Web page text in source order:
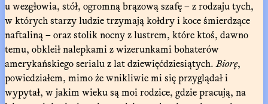
u wezgłowia, stół, ogromną brązową szafę – z rodzaju tych,
w których starzy ludzie trzymają kołdry i koce śmierdzące
naftaliną – oraz stolik nocny z lustrem, które ktoś, dawno
temu, obkleił nalepkami z wizerunkami bohaterów
amerykańskiego serialu z lat dziewięćdziesiątych.Biorę,
powiedziałem, mimo że wnikliwie mi się przyglądał i
wypytał, w jakim wieku są moi rodzice, gdzie pracują, na